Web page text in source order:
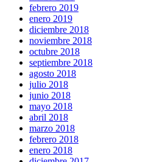
febrero 2019
enero 2019
diciembre 2018
noviembre 2018
octubre 2018
septiembre 2018
agosto 2018
julio 2018
junio 2018
mayo 2018
abril 2018
marzo 2018
febrero 2018
enero 2018